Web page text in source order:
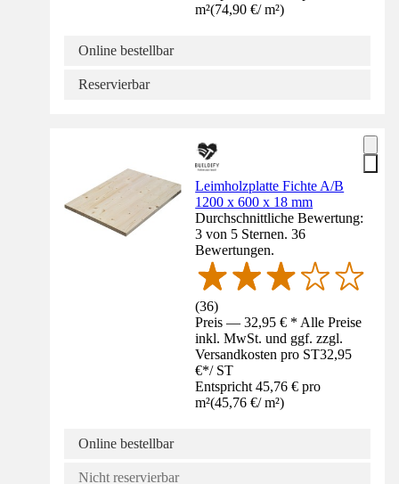
m²(74,90 €/ m²)
Online bestellbar
Reservierbar
Leimholzplatte Fichte A/B
1200 x 600 x 18 mm
Durchschnittliche Bewertung:
3 von 5 Sternen. 36
Bewertungen.
(36)
Preis — 32,95 € * Alle Preise
inkl. MwSt. und ggf. zzgl.
Versandkosten pro ST32,95
€*/ ST
Entspricht 45,76 € pro
m²(45,76 €/ m²)
Online bestellbar
Nicht reservierbar